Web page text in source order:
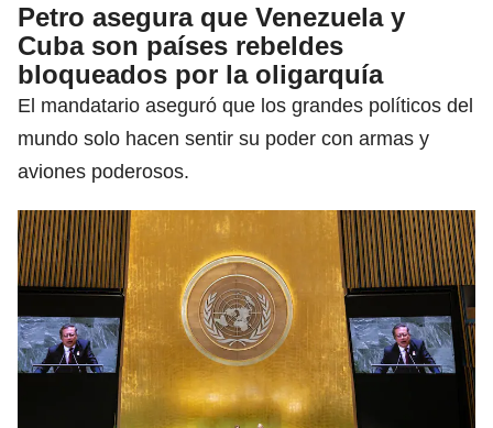
Petro asegura que Venezuela y
Cuba son países rebeldes
bloqueados por la oligarquía
El mandatario aseguró que los grandes políticos del
mundo solo hacen sentir su poder con armas y
aviones poderosos.